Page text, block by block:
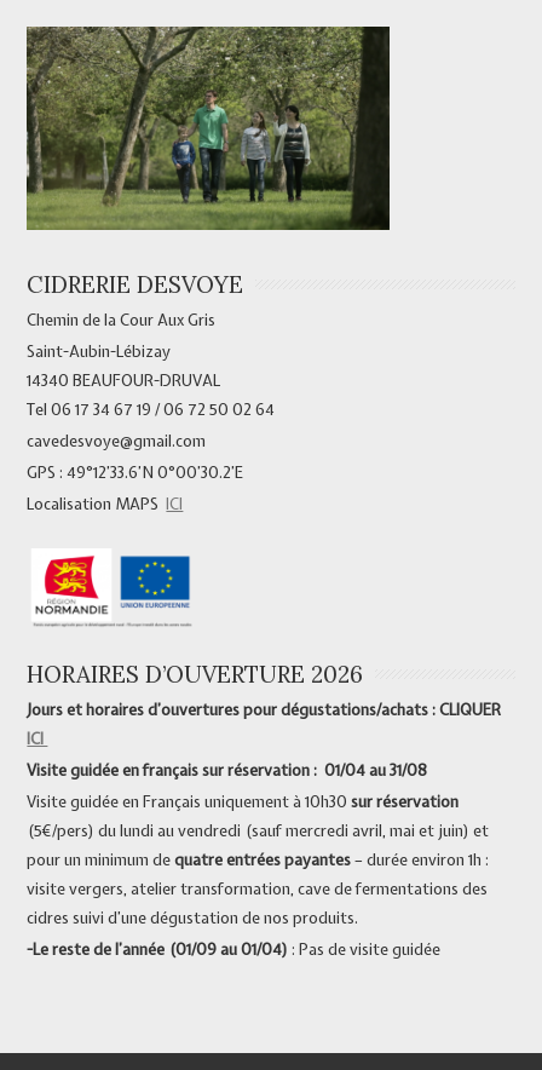
CIDRERIE DESVOYE
Chemin de la Cour Aux Gris
Saint-Aubin-Lébizay
14340 BEAUFOUR-DRUVAL
Tel 06 17 34 67 19 / 06 72 50 02 64
cavedesvoye@gmail.com
GPS : 49°12’33.6’N 0°00’30.2’E
Localisation MAPSICI
HORAIRES D’OUVERTURE 2026
Jours et horaires d’ouvertures pour dégustations/achats : CLIQUER
ICI
Visite guidée en français sur réservation : 01/04 au 31/08
Visite guidée en Français uniquement à 10h30sur réservation
(5€/pers) du lundi au vendredi (sauf mercredi avril, mai et juin) et
pour un minimum dequatre entrées payantes– durée environ 1h :
visite vergers, atelier transformation, cave de fermentations des
cidres suivi d’une dégustation de nos produits.
-Le reste de l’année (01/09 au 01/04) : Pas de visite guidée